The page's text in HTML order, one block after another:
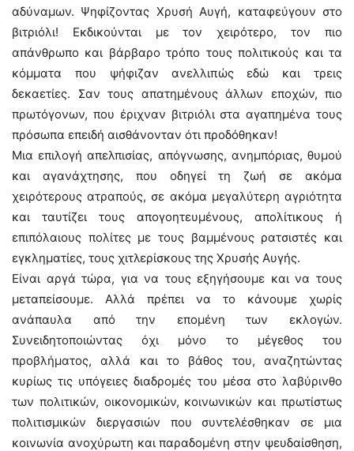
αδύναμων. Ψηφίζοντας Χρυσή Αυγή, καταφεύγουν στο
βιτριόλι! Εκδικούνται με τον χειρότερο, τον πιο
απάνθρωπο και βάρβαρο τρόπο τους πολιτικούς και τα
κόμματα που ψήφιζαν ανελλιπώς εδώ και τρεις
δεκαετίες. Σαν τους απατημένους άλλων εποχών, πιο
πρωτόγονων, που έριχναν βιτριόλι στα αγαπημένα τους
πρόσωπα επειδή αισθάνονταν ότι προδόθηκαν!
Μια επιλογή απελπισίας, απόγνωσης, ανημπόριας, θυμού
και αγανάχτησης, που οδηγεί τη ζωή σε ακόμα
χειρότερους ατραπούς, σε ακόμα μεγαλύτερη αγριότητα
και ταυτίζει τους απογοητευμένους, απολίτικους ή
επιπόλαιους πολίτες με τους βαμμένους ρατσιστές και
εγκληματίες, τους χιτλερίσκους της Χρυσής Αυγής.
Είναι αργά τώρα, για να τους εξηγήσουμε και να τους
μεταπείσουμε. Αλλά πρέπει να το κάνουμε χωρίς
ανάπαυλα από την επομένη των εκλογών.
Συνειδητοποιώντας όχι μόνο το μέγεθος του
προβλήματος, αλλά και το βάθος του, αναζητώντας
κυρίως τις υπόγειες διαδρομές του μέσα στο λαβύρινθο
των πολιτικών, οικονομικών, κοινωνικών και πρωτίστως
πολιτισμικών διεργασιών που συντελέσθηκαν σε μια
κοινωνία ανοχύρωτη και παραδομένη στην ψευδαίσθηση,